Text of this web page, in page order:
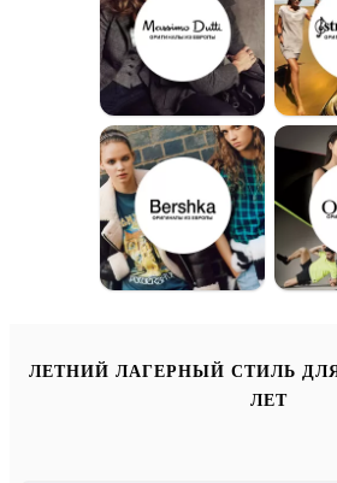
ЛЕТНИЙ ЛАГЕРНЫЙ СТИЛЬ
ЛЕТ